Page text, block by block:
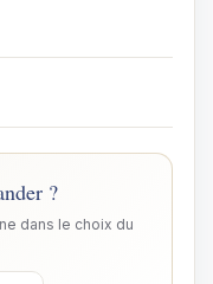
?
dans le choix du